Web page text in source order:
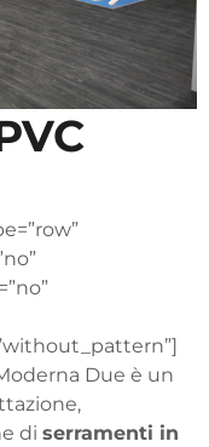
Due è un
di serramenti in